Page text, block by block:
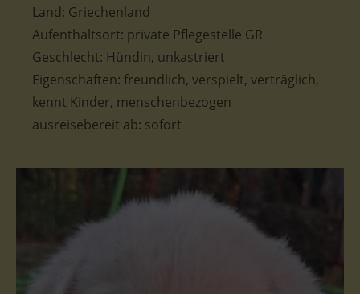
Land: Griechenland
Aufenthaltsort: private Pflegestelle GR
Geschlecht: Hündin, unkastriert
Eigenschaften: freundlich, verspielt, verträglich,
kennt Kinder, menschenbezogen
ausreisebereit ab: sofort